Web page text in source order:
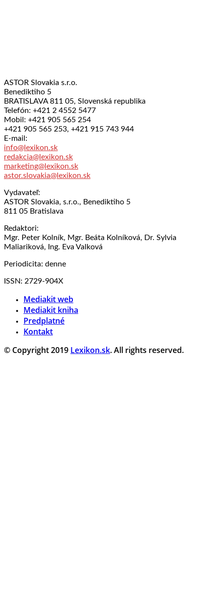
ASTOR Slovakia s.r.o.
Benediktiho 5
BRATISLAVA 811 05, Slovenská republika
Telefón: +421 2 4552 5477
Mobil: +421 905 565 254
+421 905 565 253, +421 915 743 944
E-mail:
info@lexikon.sk
redakcia@lexikon.sk
marketing@lexikon.sk
astor.slovakia@lexikon.sk
Vydavateľ:
ASTOR Slovakia, s.r.o., Benediktiho 5
811 05 Bratislava
Redaktori:
Mgr. Peter Kolník, Mgr. Beáta Kolníková, Dr. Sylvia
Maliariková, Ing. Eva Valková
Periodicita: denne
ISSN: 2729-904X
Mediakit web
Mediakit kniha
Predplatné
Kontakt
© Copyright 2019 Lexikon.sk. All rights reserved.